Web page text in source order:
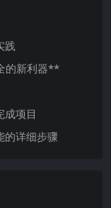
践
的新利器**
成项目
的详细步骤